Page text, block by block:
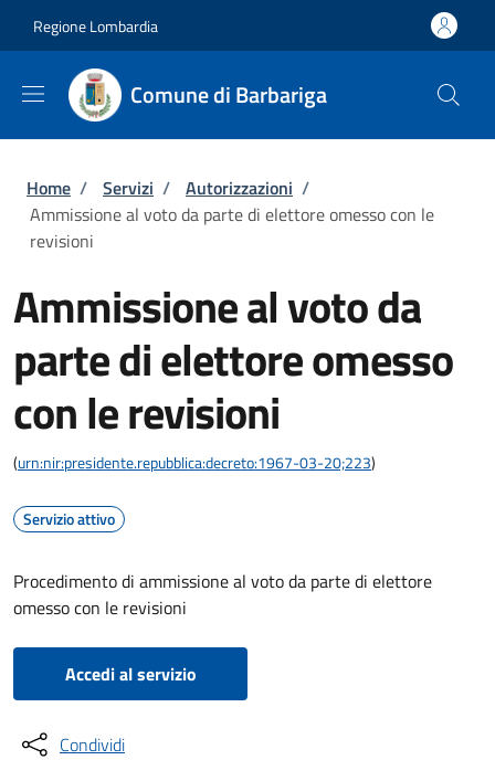
Regione Lombardia
Comune di Barbariga
Briciole di pane
Home / Servizi / Autorizzazioni /
Ammissione al voto da parte di elettore omesso con le
revisioni
Ammissione al voto da
parte di elettore omesso
con le revisioni
(urn:nir:presidente.repubblica:decreto:1967-03-20;223)
Servizio attivo
Procedimento di ammissione al voto da parte di elettore
omesso con le revisioni
Accedi al servizio
Condividi